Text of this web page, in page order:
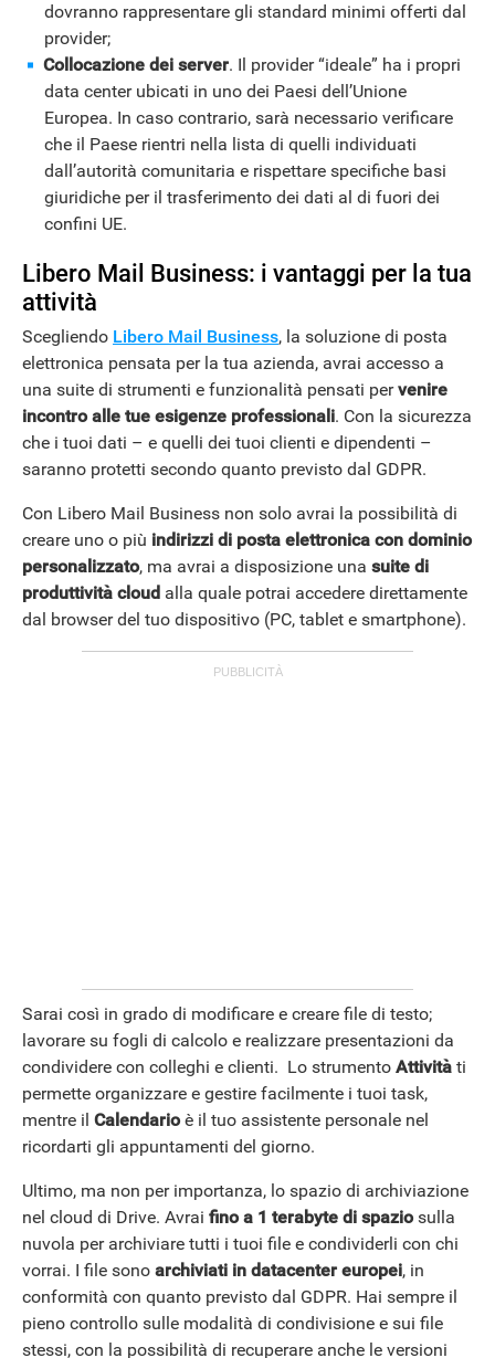
dovranno rappresentare gli standard minimi offerti dal
provider;
Collocazione dei server. Il provider “ideale” ha i propri
data center ubicati in uno dei Paesi dell’Unione
Europea. In caso contrario, sarà necessario verificare
che il Paese rientri nella lista di quelli individuati
dall’autorità comunitaria e rispettare specifiche basi
giuridiche per il trasferimento dei dati al di fuori dei
confini UE.
Libero Mail Business: i vantaggi per la tua
attività
Scegliendo Libero Mail Business, la soluzione di posta
elettronica pensata per la tua azienda, avrai accesso a
una suite di strumenti e funzionalità pensati pervenire
incontro alle tue esigenze professionali. Con la sicurezza
che i tuoi dati – e quelli dei tuoi clienti e dipendenti –
saranno protetti secondo quanto previsto dal GDPR.
Con Libero Mail Business non solo avrai la possibilità di
creare uno o più indirizzi di posta elettronica con dominio
personalizzato, ma avrai a disposizione una suite di
produttività cloud alla quale potrai accedere direttamente
dal browser del tuo dispositivo (PC, tablet e smartphone).
Sarai così in grado di modificare e creare file di testo;
lavorare su fogli di calcolo e realizzare presentazioni da
condividere con colleghi e clienti. Lo strumento Attività ti
permette organizzare e gestire facilmente i tuoi task,
mentre il Calendarioè il tuo assistente personale nel
ricordarti gli appuntamenti del giorno.
Ultimo, ma non per importanza, lo spazio di archiviazione
nel cloud di Drive. Avrai fino a 1 terabyte di spaziosulla
nuvola per archiviare tutti i tuoi file e condividerli con chi
vorrai. I file sono archiviati in datacenter europei, in
conformità con quanto previsto dal GDPR. Hai sempre il
pieno controllo sulle modalità di condivisione e sui file
stessi, con la possibilità di recuperare anche le versioni